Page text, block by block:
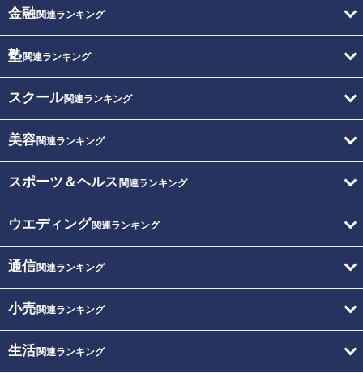
金融関連ランキング
塾関連ランキング
スクール関連ランキング
美容関連ランキング
スポーツ＆ヘルス 関連ランキング
ウエディング関連ランキング
通信関連ランキング
小売関連ランキング
生活関連ランキング